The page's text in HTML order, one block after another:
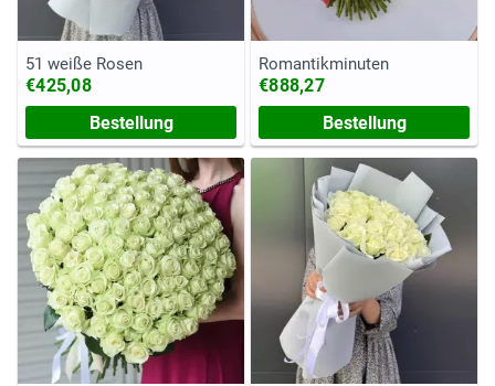
51 weiße Rosen
€425,08
Bestellung
Romantikminuten
€888,27
Bestellung